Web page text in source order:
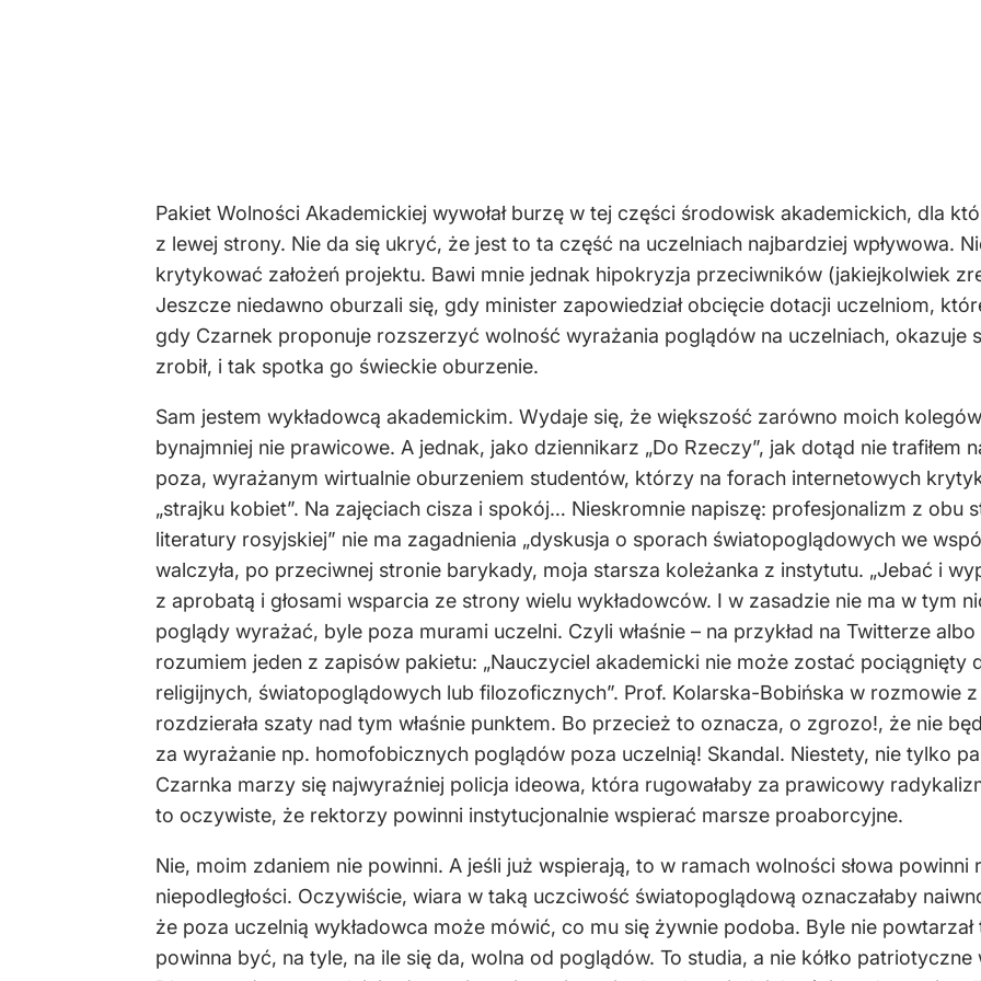
Pakiet Wolności Akademickiej wywołał burzę w tej części środowisk akademickich, dla
z lewej strony. Nie da się ukryć, że jest to ta część na uczelniach najbardziej wpływowa.
krytykować założeń projektu. Bawi mnie jednak hipokryzja przeciwników (jakiejkolwiek
Jeszcze niedawno oburzali się, gdy minister zapowiedział obcięcie dotacji uczelniom,
gdy Czarnek proponuje rozszerzyć wolność wyrażania poglądów na uczelniach, okazuje
zrobił, i tak spotka go świeckie oburzenie.
Sam jestem wykładowcą akademickim. Wydaje się, że większość zarówno moich
bynajmniej nie prawicowe. A jednak, jako dziennikarz „Do Rzeczy”, jak dotąd nie trafiłem
poza, wyrażanym wirtualnie oburzeniem studentów, którzy na forach internetowych
„strajku kobiet”. Na zajęciach cisza i spokój… Nieskromnie napiszę: profesjonalizm z obu
literatury rosyjskiej” nie ma zagadnienia „dyskusja o sporach światopoglądowych we
walczyła, po przeciwnej stronie barykady, moja starsza koleżanka z instytutu. „Jebać i
z aprobatą i głosami wsparcia ze strony wielu wykładowców. I w zasadzie nie ma w tym
poglądy wyrażać, byle poza murami uczelni. Czyli właśnie – na przykład na Twitterze
rozumiem jeden z zapisów pakietu: „Nauczyciel akademicki nie może zostać
religijnych, światopoglądowych lub filozoficznych”. Prof. Kolarska-Bobińska w rozmowie
rozdzierała szaty nad tym właśnie punktem. Bo przecież to oznacza, o zgrozo!, że nie
za wyrażanie np. homofobicznych poglądów poza uczelnią! Skandal. Niestety, nie tylko
Czarnka marzy się najwyraźniej policja ideowa, która rugowałaby za prawicowy
to oczywiste, że rektorzy powinni instytucjonalnie wspierać marsze proaborcyjne.
Nie, moim zdaniem nie powinni. A jeśli już wspierają, to w ramach wolności słowa
niepodległości. Oczywiście, wiara w taką uczciwość światopoglądową oznaczałaby
że poza uczelnią wykładowca może mówić, co mu się żywnie podoba. Byle nie
powinna być, na tyle, na ile się da, wolna od poglądów. To studia, a nie kółko